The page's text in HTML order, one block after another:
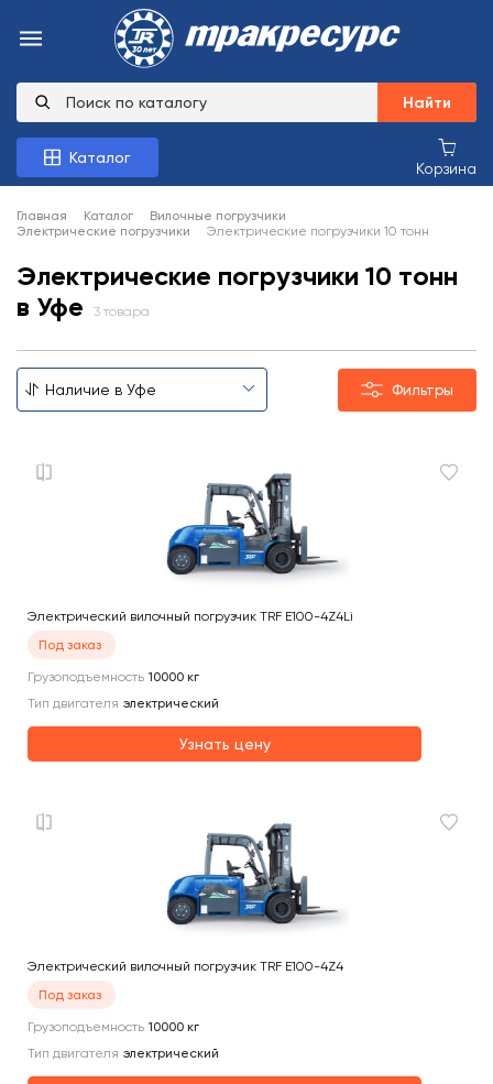
Найти
Каталог
Корзина
Главная Каталог
Вилочные погрузчики
Электрические погрузчики
Электрические погрузчики 10 тонн
Электрические погрузчики 10 тонн
в Уфе
3 товара
Фильтры
Электрический вилочный погрузчик TRF E100-4Z4Li
Под заказ
Грузоподъемность 10000 кг
Тип двигателя электрический
Узнать цену
Электрический вилочный погрузчик TRF E100-4Z4
Под заказ
Грузоподъемность 10000 кг
Тип двигателя электрический